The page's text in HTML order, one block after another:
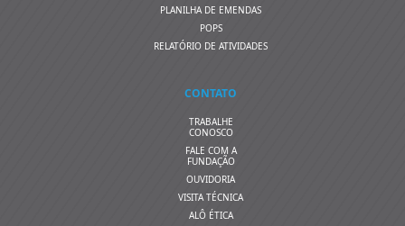
PLANILHA DE EMENDAS
POPS
RELATÓRIO DE ATIVIDADES
CONTATO
TRABALHE
CONOSCO
FALE COM A
FUNDAÇÃO
OUVIDORIA
VISITA TÉCNICA
ALÔ ÉTICA